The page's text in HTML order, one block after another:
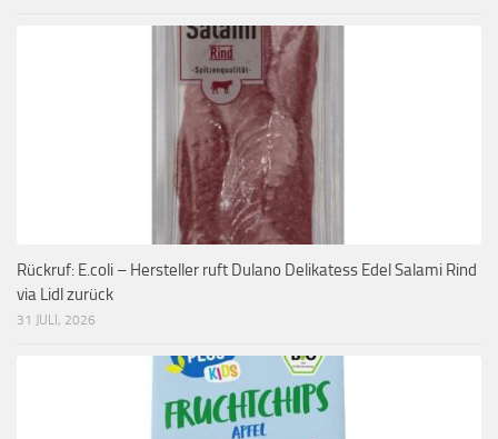
Rückruf: E.coli – Hersteller ruft Dulano Delikatess Edel Salami Rind
via Lidl zurück
31 JULI, 2026